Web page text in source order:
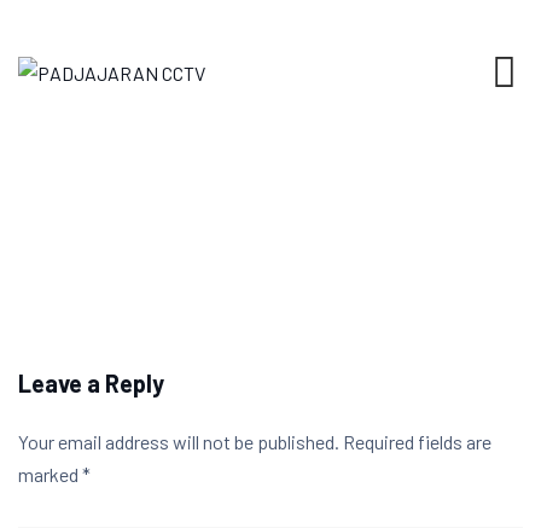
content
Leave a Reply
Your email address will not be published. Required fields are
marked *